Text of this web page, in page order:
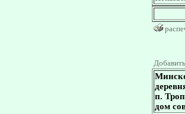
п.
дом